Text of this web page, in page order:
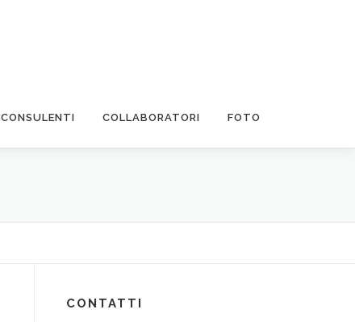
CONSULENTI COLLABORATORI FOTO
CONTATTI